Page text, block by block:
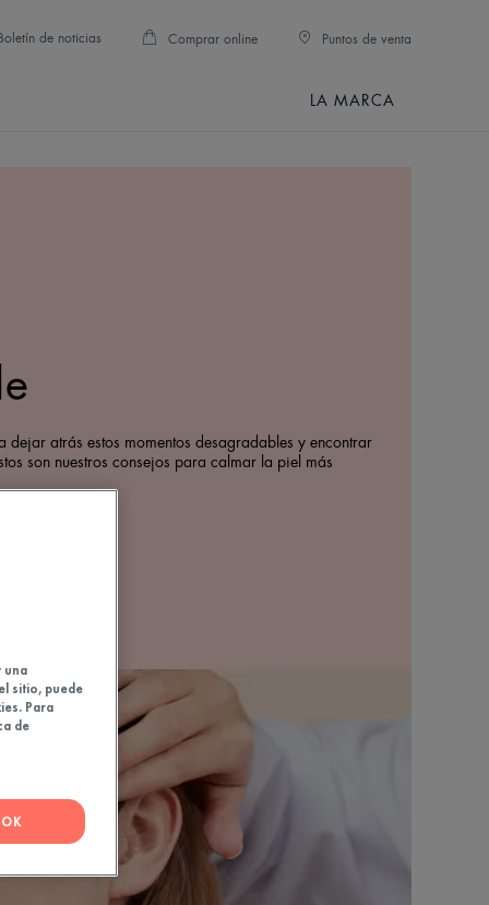
LA MARCA
de noticias Comprar online Puntos de venta
atrás estos momentos desagradables y encontrar
son nuestros consejos para calmar la piel más
una
sitio, puede
Para
de
OK